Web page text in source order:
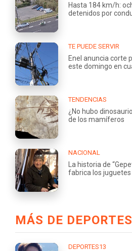
Hasta 184 km/h:
detenidos por
TE PUEDE SERVIR
Enel anuncia corte
este domingo en
TENDENCIAS
¿No hubo
de los mamíferos
NACIONAL
La historia de
fabrica los
MÁS DE
DEPORTES13